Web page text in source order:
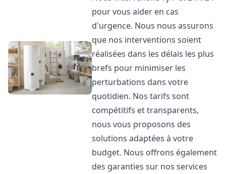
pour vous aider en cas
d'urgence. Nous nous assurons
que nos interventions soient
réalisées dans les délais les plus
brefs pour minimiser les
perturbations dans votre
quotidien. Nos tarifs sont
compétitifs et transparents,
nous vous proposons des
solutions adaptées à votre
budget. Nous offrons également
des garanties sur nos services